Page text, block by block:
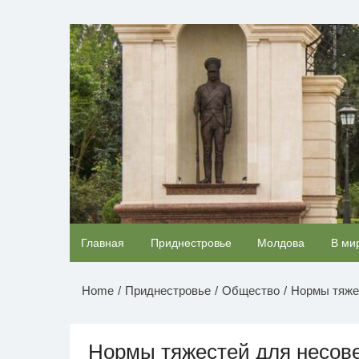
содержимомуНОВОСТИ
Главная Приднестровье Молдова В
Home Приднестровье Общество Нормы
Нормы тяжестей для
Ролик длится несколько секунд, а смеяться
будете долго